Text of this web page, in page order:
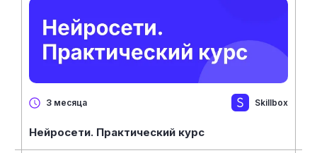
3 месяца Skillbox
Нейросети. Практический курс